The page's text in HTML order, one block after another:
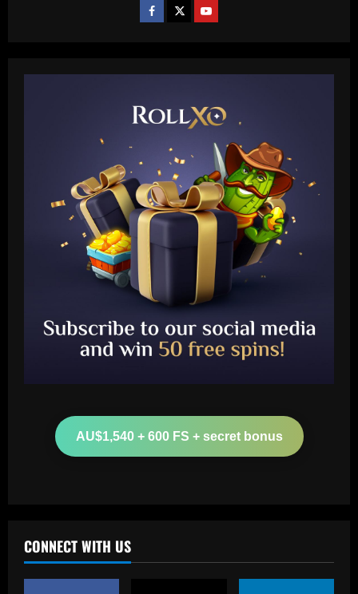
AU$1,540 + 600 FS + secret bonus
CONNECT WITH US
2
biggest underperformers this season
3
onto Man Utd outcast Antony
12/09/2025